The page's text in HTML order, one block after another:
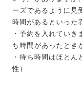
ーズであるように見
時間があるといった
・予約を入れてい
ち時間があったとき
・待ち時間はほと
性）